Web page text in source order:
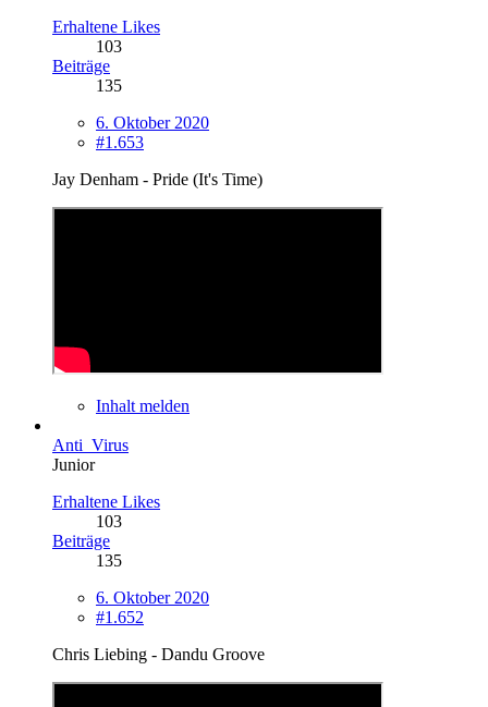
Erhaltene Likes
103
Beiträge
135
6. Oktober 2020
#1.653
Jay Denham - Pride (It's Time)
Inhalt melden
Anti_Virus
Junior
Erhaltene Likes
103
Beiträge
135
6. Oktober 2020
#1.652
Chris Liebing - Dandu Groove